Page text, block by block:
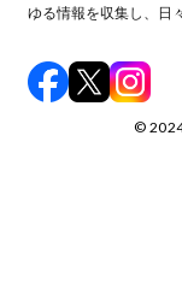
ゆる情報を収集し、日
©️